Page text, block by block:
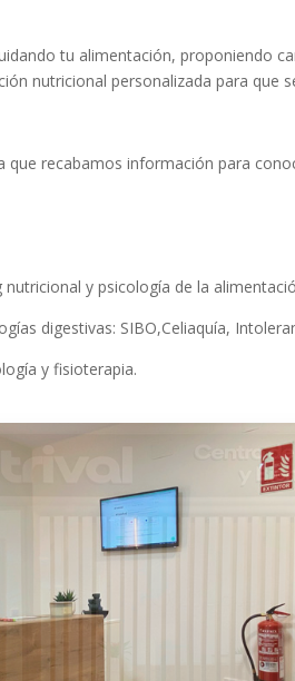
tu alimentación, proponiendo
nutricional personalizada para que
recabamos información para
y psicología de la
digestivas: SIBO,Celiaquía,
y fisioterapia.